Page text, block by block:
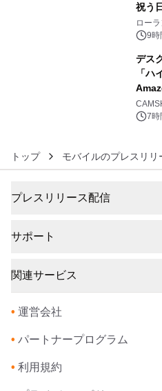
祝う
を展
催 英
アー
メー
ロー
9時
デス
「ハ
7時
トップ モバイルのプレスリリ
プレスリリース配信
サポート
関連サービス
• 運営会社
• パートナープログラム
• 利用規約